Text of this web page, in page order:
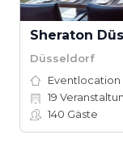
Sheraton
Düsseldorf
Eventlocation
19
140 Gäste